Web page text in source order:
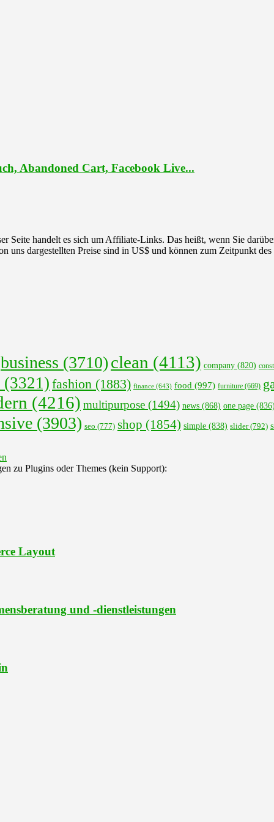
Abandoned Cart, Facebook Live...
handelt es sich um Affiliate-Links. Das heißt, wenn Sie
uns dargestellten Preise sind in US$ und können zum Zeitpunkt
business (3710)clean (4113) company (820)
(3321) fashion (1883) finance (643) food (997) furniture (669)
(4216) multipurpose (1494) news (868) one page
(3903) seo (777) shop (1854) simple (838) slider(792)
zu Plugins oder Themes (kein Support):
Layout
und -dienstleistungen